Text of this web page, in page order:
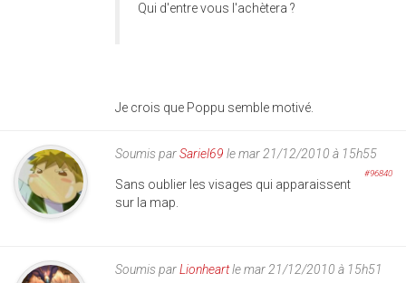
Qui d'entre vous l'achètera ?
Je crois que Poppu semble motivé.
Soumis parSariel69 le mar 21/12/2010 à 15h55
#96840
Sans oublier les visages qui apparaissent
sur la map.
Soumis parLionheartle mar 21/12/2010 à 15h51